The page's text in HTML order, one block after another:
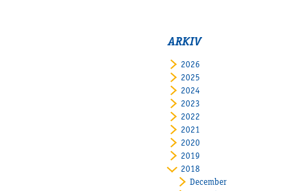
ARKIV
2026
2025
2024
2023
2022
2021
2020
2019
2018
December